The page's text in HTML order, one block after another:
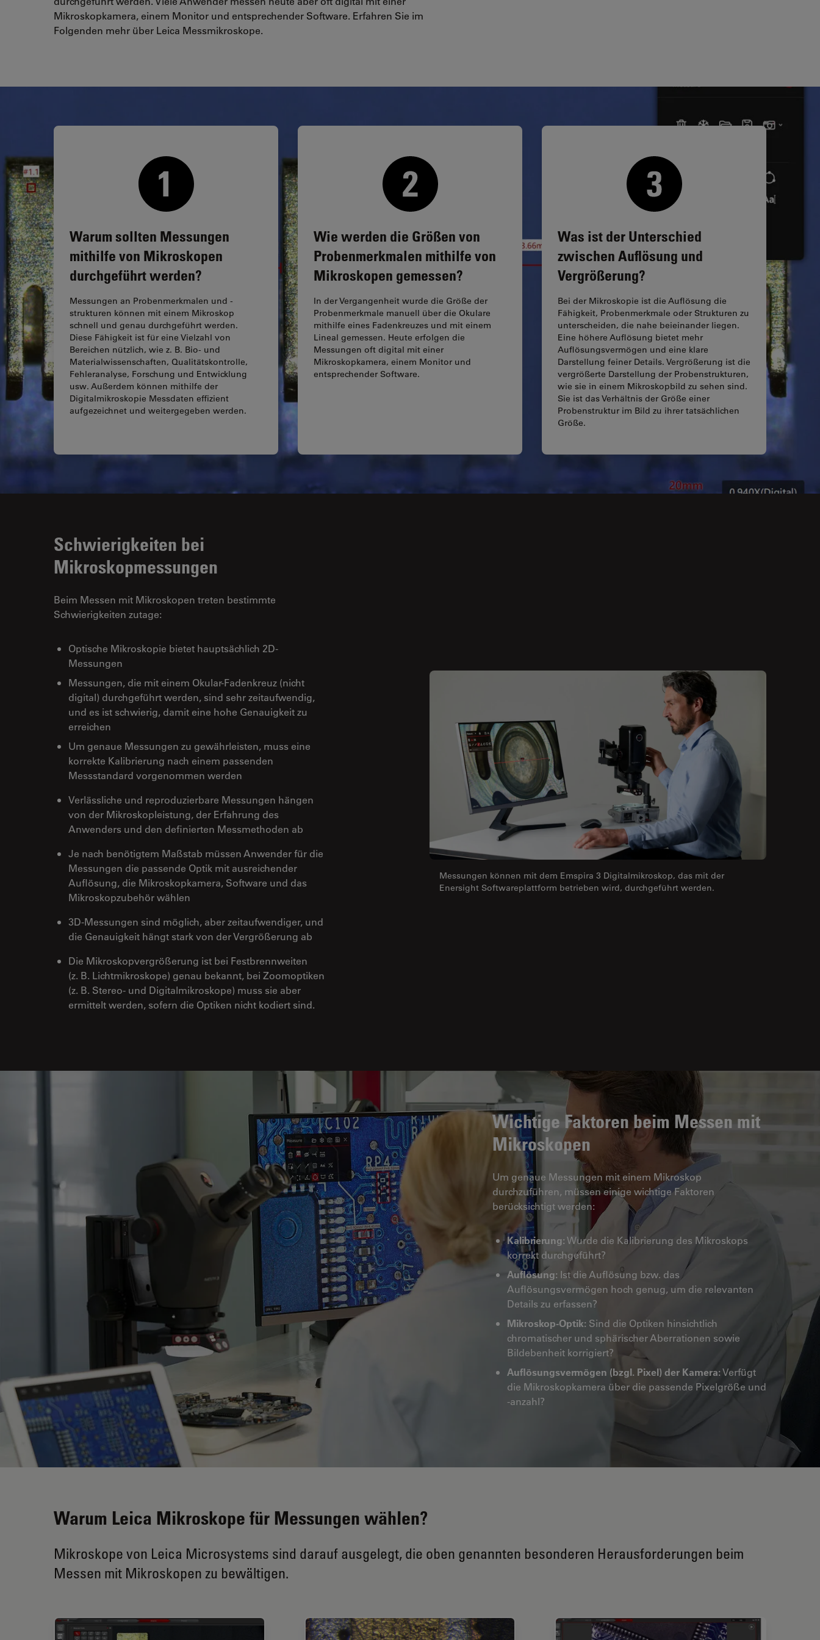
Mikroskopkamera, einem Monitor und entsprechender Software. Erfahren Sie im
Folgenden mehr über Leica Messmikroskope.
Warum sollten Messungen
mithilfe von Mikroskopen
durchgeführt werden?
Messungen an Probenmerkmalen und -
strukturen können mit einem Mikroskop
schnell und genau durchgeführt werden.
Diese Fähigkeit ist für eine Vielzahl von
Bereichen nützlich, wie z. B. Bio- und
Materialwissenschaften, Qualitätskontrolle,
Fehleranalyse, Forschung und Entwicklung
usw. Außerdem können mithilfe der
Digitalmikroskopie Messdaten effizient
aufgezeichnet und weitergegeben werden.
Wie werden die Größen von
Probenmerkmalen mithilfe von
Mikroskopen gemessen?
In der Vergangenheit wurde die Größe der
Probenmerkmale manuell über die Okulare
mithilfe eines Fadenkreuzes und mit einem
Lineal gemessen. Heute erfolgen die
Messungen oft digital mit einer
Mikroskopkamera, einem Monitor und
entsprechender Software.
Was ist der Unterschied
zwischen Auflösung und
Vergrößerung?
Bei der Mikroskopie ist die Auflösung die
Fähigkeit, Probenmerkmale oder Strukturen zu
unterscheiden, die nahe beieinander liegen.
Eine höhere Auflösung bietet mehr
Auflösungsvermögen und eine klare
Darstellung feiner Details. Vergrößerung ist die
vergrößerte Darstellung der Probenstrukturen,
wie sie in einem Mikroskopbild zu sehen sind.
Sie ist das Verhältnis der Größe einer
Probenstruktur im Bild zu ihrer tatsächlichen
Größe.
Schwierigkeiten bei
Mikroskopmessungen
Beim Messen mit Mikroskopen treten bestimmte
Schwierigkeiten zutage:
Optische Mikroskopie bietet hauptsächlich 2D-
Messungen
Messungen, die mit einem Okular-Fadenkreuz (nicht
digital) durchgeführt werden, sind sehr zeitaufwendig,
und es ist schwierig, damit eine hohe Genauigkeit zu
erreichen
Um genaue Messungen zu gewährleisten, muss eine
korrekte Kalibrierung nach einem passenden
Messstandard vorgenommen werden
Verlässliche und reproduzierbare Messungen hängen
von der Mikroskopleistung, der Erfahrung des
Anwenders und den definierten Messmethoden ab
Je nach benötigtem Maßstab müssen Anwender für die
Messungen die passende Optik mit ausreichender
Auflösung, die Mikroskopkamera, Software und das
Mikroskopzubehör wählen
3D-Messungen sind möglich, aber zeitaufwendiger, und
die Genauigkeit hängt stark von der Vergrößerung ab
Die Mikroskopvergrößerung ist bei Festbrennweiten
(z. B. Lichtmikroskope) genau bekannt, bei Zoomoptiken
(z. B. Stereo- und Digitalmikroskope) muss sie aber
ermittelt werden, sofern die Optiken nicht kodiert sind.
Messungen können mit dem Emspira 3 Digitalmikroskop, das mit der
Enersight Softwareplattform betrieben wird, durchgeführt werden.
Wichtige Faktoren beim Messen mit
Mikroskopen
Um genaue Messungen mit einem Mikroskop
durchzuführen, müssen einige wichtige Faktoren
berücksichtigt werden:
Kalibrierung:Wurde die Kalibrierung des Mikroskops
korrekt durchgeführt?
Auflösung: Ist die Auflösung bzw. das
Auflösungsvermögen hoch genug, um die relevanten
Details zu erfassen?
Mikroskop-Optik: Sind die Optiken hinsichtlich
chromatischer und sphärischer Aberrationen sowie
Bildebenheit korrigiert?
Auflösungsvermögen (bzgl. Pixel) der Kamera:Verfügt
die Mikroskopkamera über die passende Pixelgröße und
-anzahl?
Warum Leica Mikroskope für Messungen wählen?
Mikroskope von Leica Microsystems sind darauf ausgelegt, die oben genannten besonderen Herausforderungen beim
Messen mit Mikroskopen zu bewältigen.